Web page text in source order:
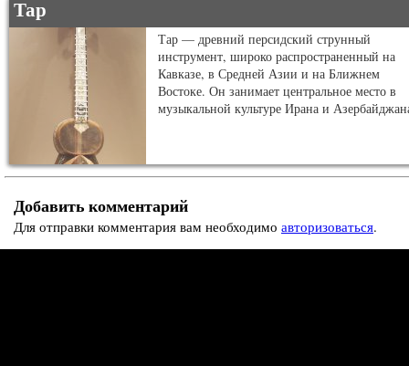
Тар
Тар — древний персидский струнный
инструмент, широко распространенный на
Кавказе, в Средней Азии и на Ближнем
Востоке. Он занимает центральное место в
музыкальной культуре Ирана и
Добавить комментарий
Для отправки комментария вам необходимо авторизоваться.